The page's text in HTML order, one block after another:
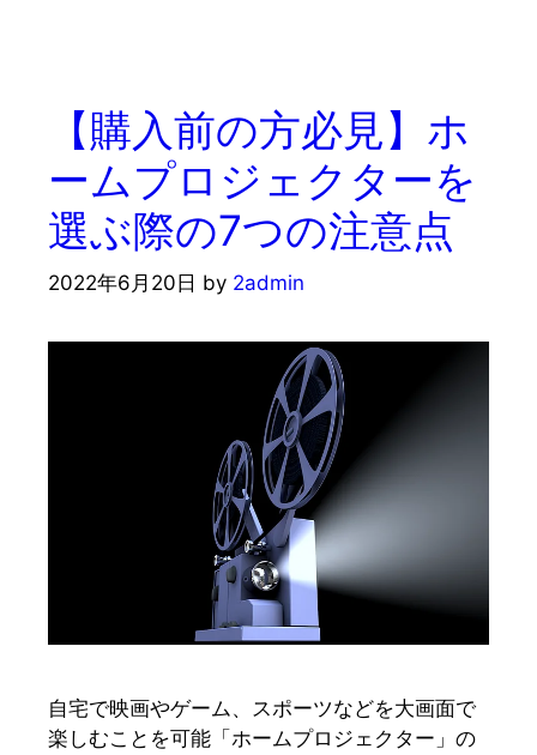
【購入前の方必見】ホ
ームプロジェクターを
選ぶ際の7つの注意点
2022年6月20日 by 2admin
自宅で映画やゲーム、スポーツなどを大画面で
楽しむことを可能「ホームプロジェクター」の